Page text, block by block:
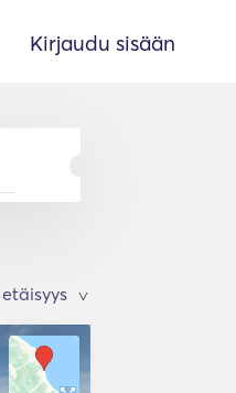
Kirjaudu sisään
>